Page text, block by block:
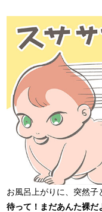
お風呂上がりに、突然子
待って！まだあんた裸